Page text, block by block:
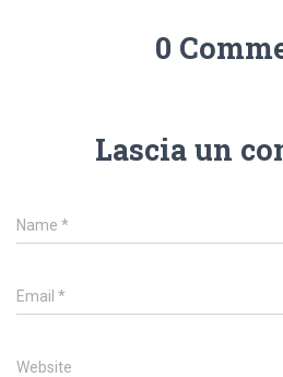
0
Lascia un
Name *
Email *
Website